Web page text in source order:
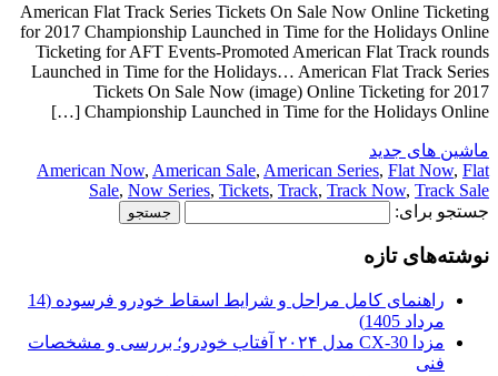
American Flat Track Series Tickets On Sale Now Online Ticketing
for 2017 Championship Launched in Time for the Holidays Online
Ticketing for AFT Events-Promoted American Flat Track rounds
Launched in Time for the Holidays… American Flat Track Series
Tickets On Sale Now (image) Online Ticketing for 2017
Championship Launched in Time for the Holidays Online […]
ماشین های جدید
American Now, American Sale, American Series, Flat Now, Flat
Sale, Now Series, Tickets, Track, Track Now, Track Sale
جستجو برای:
نوشته‌های تازه
راهنمای کامل مراحل و شرایط اسقاط خودرو فرسوده (14
مرداد 1405)
مزدا CX-30 مدل ۲۰۲۴ آفتاب خودرو؛ بررسی و مشخصات
فنی